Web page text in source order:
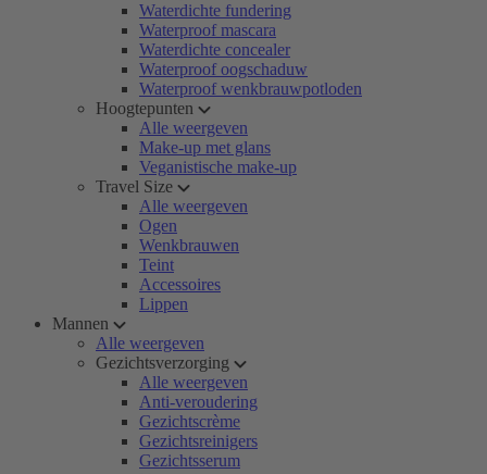
Waterdichte fundering
Waterproof mascara
Waterdichte concealer
Waterproof oogschaduw
Waterproof wenkbrauwpotloden
Hoogtepunten
Alle weergeven
Make-up met glans
Veganistische make-up
Travel Size
Alle weergeven
Ogen
Wenkbrauwen
Teint
Accessoires
Lippen
Mannen
Alle weergeven
Gezichtsverzorging
Alle weergeven
Anti-veroudering
Gezichtscrème
Gezichtsreinigers
Gezichtsserum